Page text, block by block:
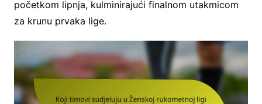
početkom lipnja, kulminirajući finalnom utakmicom
za krunu prvaka lige.